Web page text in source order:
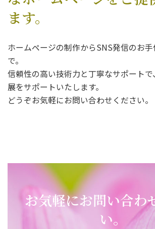
ます。
ホームページの制作からSNS発信のお手
で。
信頼性の高い技術力と丁寧なサポート
展をサポートいたします。
どうぞお気軽にお問い合わせください。
お気軽にお問い合わ
い。